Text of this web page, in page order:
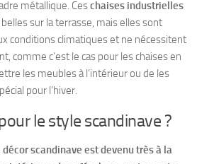
métallique. Ceschaises industrielles
sur la terrasse, mais elles sont
conditions climatiques et ne nécessitent
comme c’est le cas pour les chaises en
les meubles à l’intérieur ou de les
pour l’hiver.
le style scandinave ?
scandinave est devenu très à la